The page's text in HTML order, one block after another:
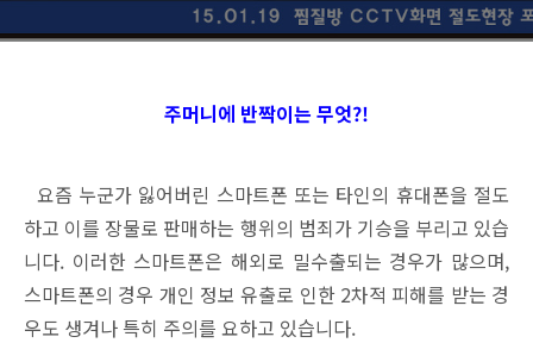
주머니에 반짝이는 무엇?!
요즘 누군가 잃어버린 스마트폰 또는 타인의 휴대폰을 절도
하고 이를 장물로 판매하는 행위의 범죄가 기승을 부리고 있습
니다. 이러한 스마트폰은 해외로 밀수출되는 경우가 많으며,
스마트폰의 경우 개인 정보 유출로 인한 2차적 피해를 받는 경
우도 생겨나 특히 주의를 요하고 있습니다.